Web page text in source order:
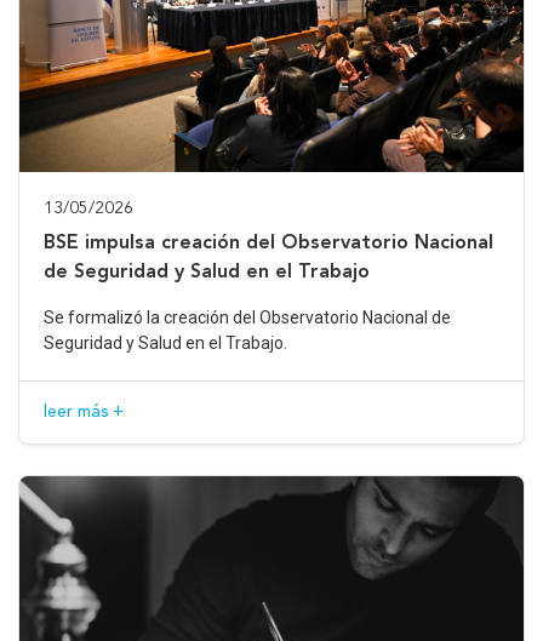
13/05/2026
BSE impulsa creación del Observatorio Nacional
de Seguridad y Salud en el Trabajo
Se formalizó la creación del Observatorio Nacional de
Seguridad y Salud en el Trabajo.
leer más +